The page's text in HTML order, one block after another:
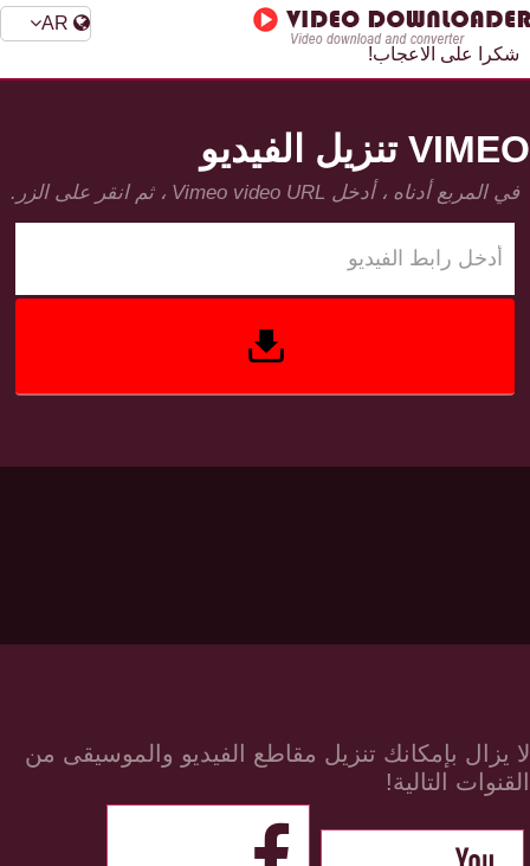
شكرا على الاعجاب!
VIMEO تنزيل الفيديو
في المربع أدناه ، أدخل Vimeo video URL ، ثم انقر على الزر.
لا يزال بإمكانك تنزيل مقاطع الفيديو والموسيقى من
القنوات التالية!